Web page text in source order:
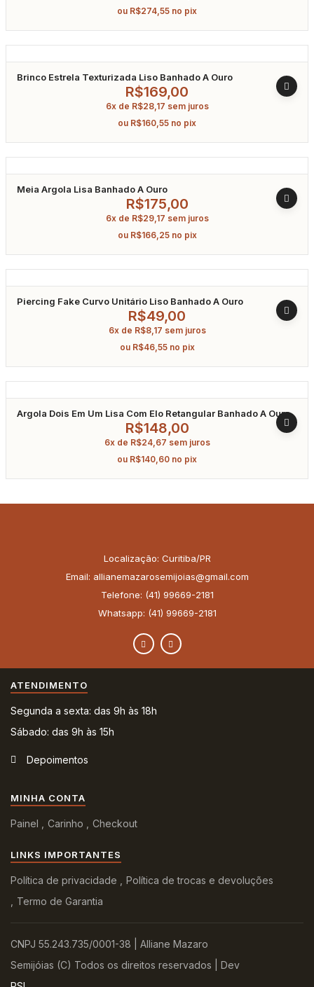
ou R$274,55 no pix
Brinco Estrela Texturizada Liso Banhado A Ouro
R$169,00
6x de R$28,17 sem juros
ou R$160,55 no pix
Meia Argola Lisa Banhado A Ouro
R$175,00
6x de R$29,17 sem juros
ou R$166,25 no pix
Piercing Fake Curvo Unitário Liso Banhado A Ouro
R$49,00
6x de R$8,17 sem juros
ou R$46,55 no pix
Argola Dois Em Um Lisa Com Elo Retangular Banhado A Ouro
R$148,00
6x de R$24,67 sem juros
ou R$140,60 no pix
Localização: Curitiba/PR
Email: allianemazarosemijoias@gmail.com
Telefone: (41) 99669-2181
Whatsapp: (41) 99669-2181
ATENDIMENTO
Segunda a sexta: das 9h às 18h
Sábado: das 9h às 15h
Depoimentos
MINHA CONTA
Painel Carinho Checkout
LINKS IMPORTANTES
Política de privacidade
Política de trocas e devoluções
Termo de Garantia
CNPJ 55.243.735/0001-38 | Alliane Mazaro
Semijóias (C) Todos os direitos reservados | Dev